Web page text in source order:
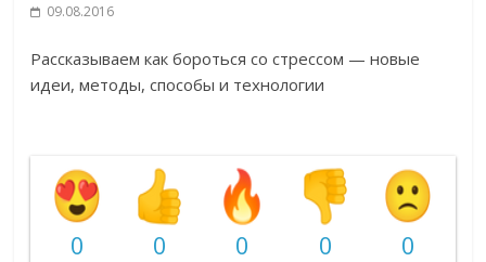
09.08.2016
Рассказываем как бороться со стрессом — новые
идеи, методы, способы и технологии
0 0 0 0 0